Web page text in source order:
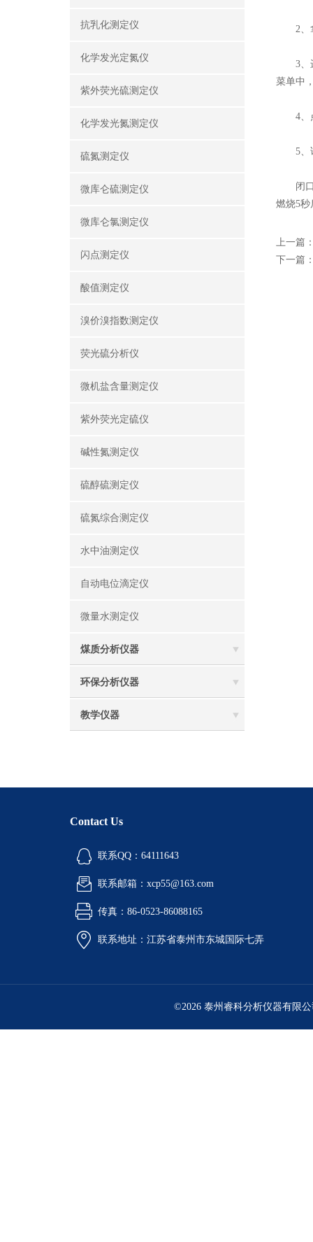
抗乳化测定仪
化学发光定氮仪
紫外荧光硫测定仪
化学发光氮测定仪
硫氮测定仪
微库仑硫测定仪
微库仑氯测定仪
闪点测定仪
酸值测定仪
溴价溴指数测定仪
荧光硫分析仪
微机盐含量测定仪
紫外荧光定硫仪
碱性氮测定仪
硫醇硫测定仪
硫氮综合测定仪
水中油测定仪
自动电位滴定仪
微量水测定仪
煤质分析仪器
环保分析仪器
教学仪器
2、拿
3、进
菜单中
4、点
5、试
闭口
燃烧5秒
上一篇
下一篇
Contact Us
联系QQ：64111643
联系邮箱：xcp55@163.com
传真：86-0523-86088165
联系地址：江苏省泰州市东城国际七弄
©2026 泰州睿科分析仪器有限